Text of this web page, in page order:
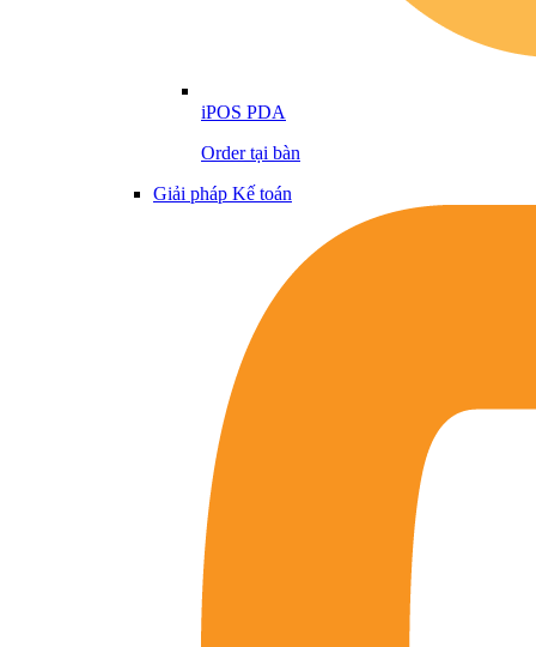
iPOS PDA
Order tại bàn
Giải pháp Kế toán